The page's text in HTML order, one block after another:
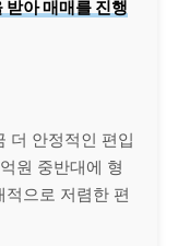
받아 매매를 진행
더 안정적인 편입
원 중반대에 형
으로 저렴한 편